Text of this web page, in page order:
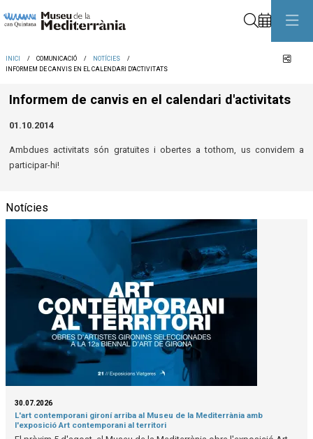
INICI COMUNICACIÓ
NOTÍCIES
INFORMEM DE CANVIS EN EL CALENDARI D'ACTIVITATS
Informem de canvis en el calendari d'activitats
01.10.2014
Ambdues activitats són gratuïtes i obertes a tothom, us convidem a
participar-hi!
Notícies
30.07.2026
L'art contemporani gironí arriba al Museu de la Mediterrània amb
l'exposició Art contemporani al territori